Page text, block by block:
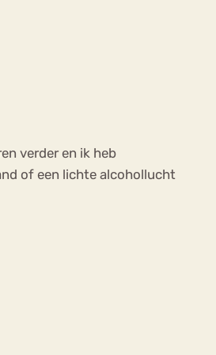
verder en ik heb
of een lichte alcohollucht